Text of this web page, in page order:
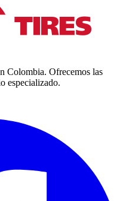
Colombia. Ofrecemos las
especializado.